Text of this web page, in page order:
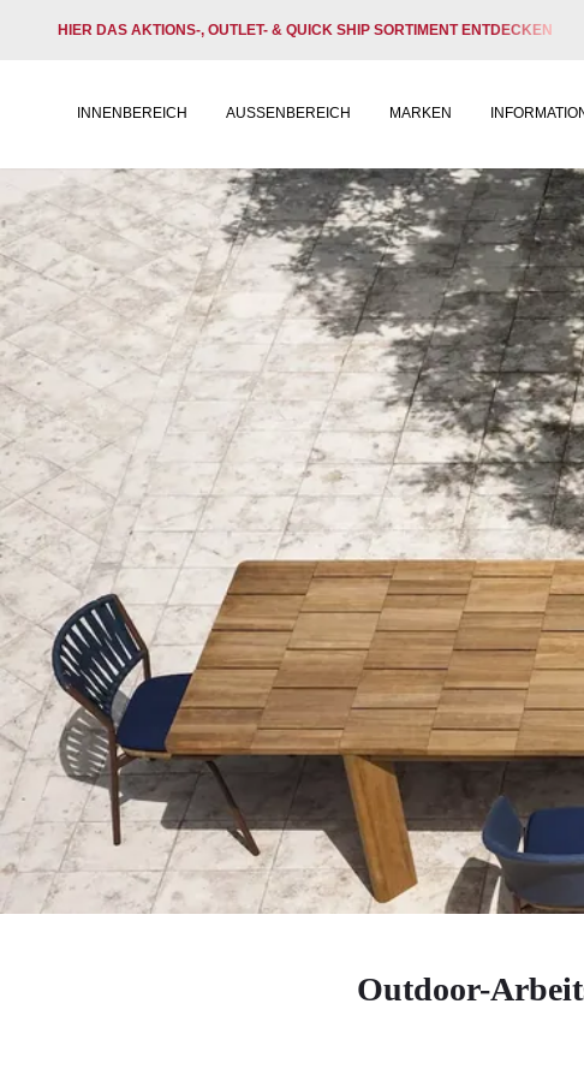
HIER DAS AKTIONS-, OUTLET- & QUICK SHIP SORTIMENT ENTDECKEN
INNENBEREICH AUSSENBEREICH MARKEN
Outdoor-